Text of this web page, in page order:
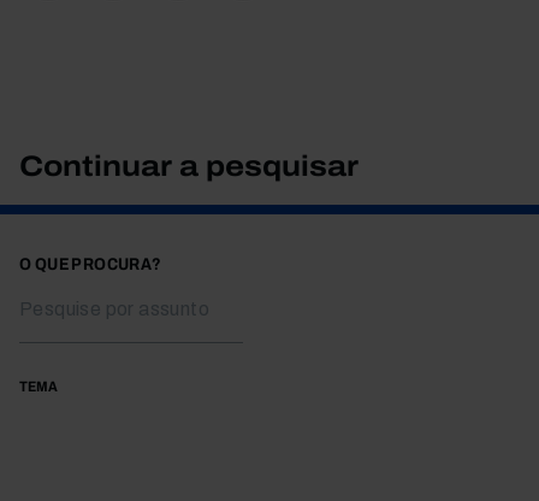
Continuar a pesquisar
O QUE PROCURA?
TEMA